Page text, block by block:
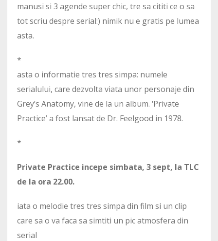
manusi si 3 agende super chic, tre sa cititi ce o sa
tot scriu despre serial:) nimik nu e gratis pe lumea
asta.
*
asta o informatie tres tres simpa: numele
serialului, care dezvolta viata unor personaje din
Grey’s Anatomy, vine de la un album. ‘Private
Practice’ a fost lansat de Dr. Feelgood in 1978.
*
Private Practice incepe simbata, 3 sept, la TLC
de la ora 22.00.
iata o melodie tres tres simpa din film si un clip
care sa o va faca sa simtiti un pic atmosfera din
serial